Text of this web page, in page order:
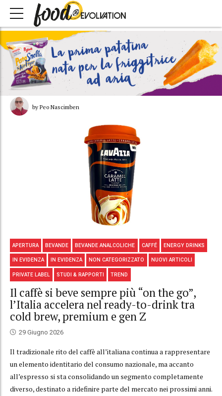
by Peo Nascimben
APERTURA BEVANDE BEVANDE ANALCOLICHE CAFFÉ ENERGY DRINKS
IN EVIDENZA IN EVIDENZA NON CATEGORIZZATO NUOVI ARTICOLI
PRIVATE LABEL STUDI & RAPPORTI TREND
Il caffè si beve sempre più “on the go”,
l’Italia accelera nel ready-to-drink tra
cold brew, premium e gen Z
29 Giugno 2026
Il tradizionale rito del caffè all’italiana continua a rappresentare
un elemento identitario del consumo nazionale, ma accanto
all’espresso si sta consolidando un segmento completamente
diverso, destinato a ridefinire parte del mercato nei prossimi anni.